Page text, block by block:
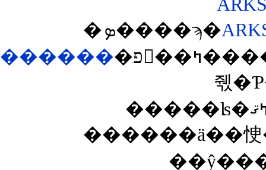
�ܤ����ϡ�
�������פ򸫤��ߤ����ΤǤ������ʹ��ɤ��Ƴʰ¤ʥߥ˥٥����о